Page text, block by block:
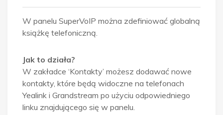
W panelu SuperVoIP można zdefiniować globalną
książkę telefoniczną.
Jak to działa?
W zakładce ‘Kontakty’ możesz dodawać nowe
kontakty, które będą widoczne na telefonach
Yealink i Grandstream po użyciu odpowiedniego
linku znajdującego się w panelu.